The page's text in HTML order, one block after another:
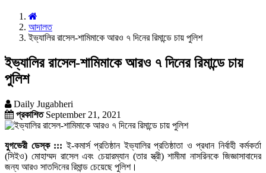
আদালত
ইভ্যালির রাসেল-শামিমাকে আরও ৭ দিনের রিমান্ডে চায় পুলিশ
ইভ্যালির রাসেল-শামিমাকে আরও ৭ দিনের রিমান্ডে চায়
পুলিশ
Daily Jugabheri
প্রকাশিতSeptember 21, 2021
যুগভেরী ডেস্ক ::: ই-কমার্স প্রতিষ্ঠান ইভ্যালির প্রতিষ্ঠাতা ও প্রধান নির্বাহী কর্মকর্তা
(সিইও) মোহাম্মদ রাসেল এবং চেয়ারম্যান (তার স্ত্রী) শামীমা নাসরিনকে জিজ্ঞাসাবাদের
জন্য আরও সাতদিনের রিমান্ড চেয়েছে পুলিশ।